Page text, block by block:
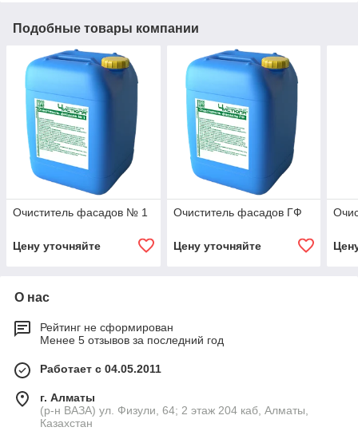
Подобные товары компании
Очиститель фасадов № 1
Цену уточняйте
Очиститель фасадов ГФ
Цену уточняйте
О нас
Рейтинг не сформирован
Менее 5 отзывов за последний год
Работает с 04.05.2011
г. Алматы
(р-н ВАЗА) ул. Физули, 64; 2 этаж 204 каб, Алматы,
Казахстан